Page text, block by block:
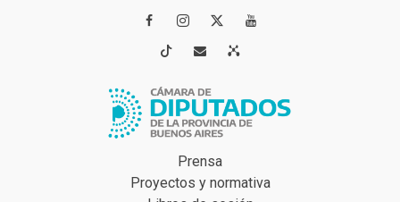
 
 
Prensa
Proyectos y normativa